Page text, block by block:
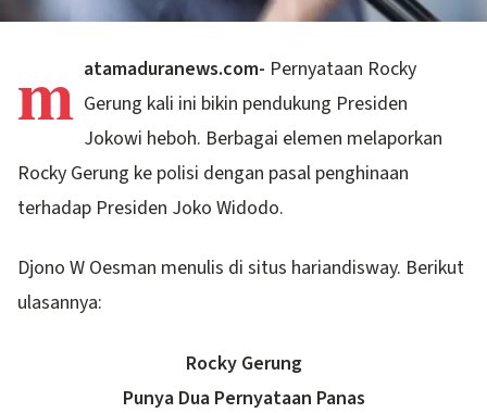
m atamaduranews.com- Pernyataan Rocky
Gerung kali ini bikin pendukung Presiden
Jokowi heboh. Berbagai elemen melaporkan
Rocky Gerung ke polisi dengan pasal penghinaan
terhadap Presiden Joko Widodo.
Djono W Oesman menulis di situs hariandisway. Berikut
ulasannya:
Rocky Gerung
Punya Dua Pernyataan Panas